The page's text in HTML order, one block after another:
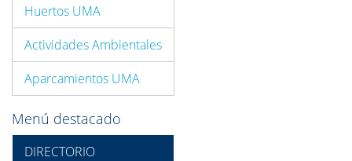
Huertos UMA
Actividades Ambientales
Aparcamientos UMA
Menú destacado
DIRECTORIO